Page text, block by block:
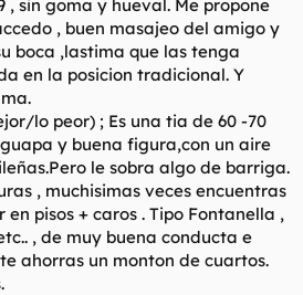
, sin goma y hueval. Me propone
, buen masajeo del amigo y
boca ,lastima que las tenga
en la posicion tradicional. Y
lo peor) ; Es una tia de 60 -70
guapa y buena figura,con un aire
le sobra algo de barriga.
, muchisimas veces encuentras
pisos + caros . Tipo Fontanella ,
, de muy buena conducta e
ahorras un monton de cuartos.